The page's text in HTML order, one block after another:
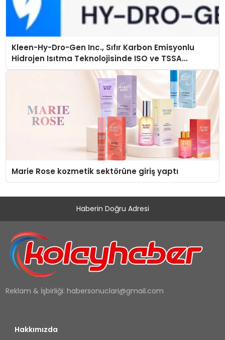
Kleen-Hy-Dro-Gen Inc., Sıfır Karbon Emisyonlu
Hidrojen Isıtma Teknolojisinde ISO ve TSSA
Düzenleyici Onaylarını Aldı
Marie Rose kozmetik sektörüne giriş yaptı
Haberin Doğru Adresi
Reklam & İşbirliği: habersonuclari@gmail.com
Hakkımızda